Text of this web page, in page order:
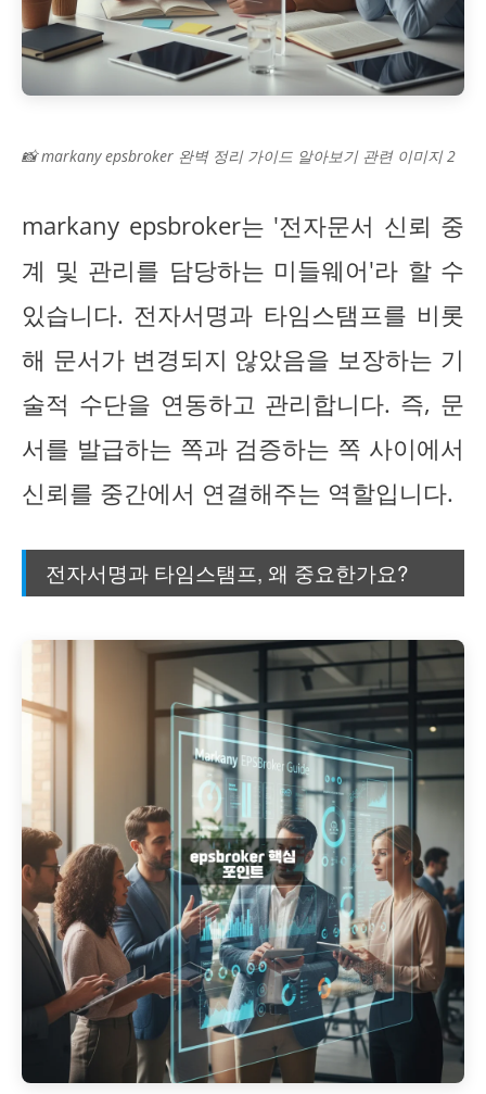
📸 markany epsbroker 완벽 정리 가이드 알아보기 관련 이미지 2
markany epsbroker는 '전자문서 신뢰 중
계 및 관리를 담당하는 미들웨어'라 할 수
있습니다. 전자서명과 타임스탬프를 비롯
해 문서가 변경되지 않았음을 보장하는 기
술적 수단을 연동하고 관리합니다. 즉, 문
서를 발급하는 쪽과 검증하는 쪽 사이에서
신뢰를 중간에서 연결해주는 역할입니다.
전자서명과 타임스탬프, 왜 중요한가요?